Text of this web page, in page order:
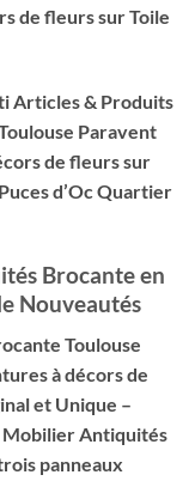
de fleurs sur Toile
Articles & Produits
Paravent
de fleurs sur
d’Oc Quartier
Brocanteen
Nouveautés
Toulouse
à décors de
et Unique –
Mobilier Antiquités
panneaux